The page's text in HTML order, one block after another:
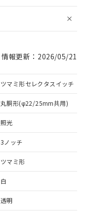
情報更新：2026/05/21
ツマミ形セレクタスイッチ
丸胴形(φ22/25mm共用)
照光
3ノッチ
ツマミ形
白
透明